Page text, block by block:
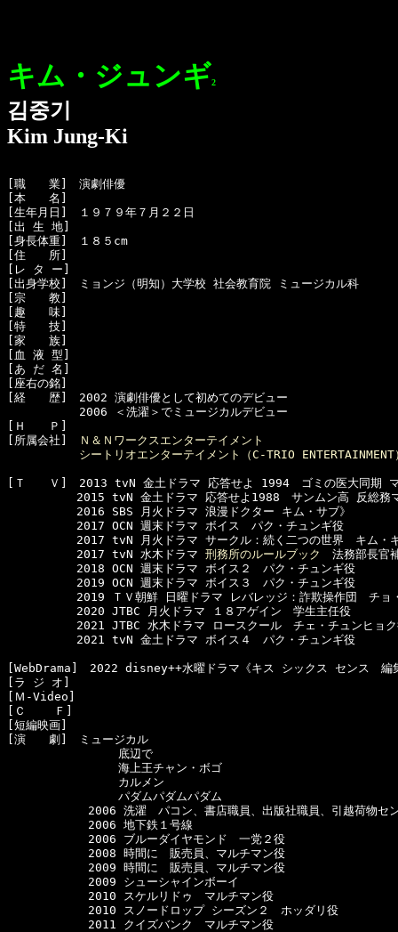
キム・ジュンギ2
김중기
Kim Jung-Ki
[職　　業]　演劇俳優
[本　　名]
[生年月日]　１９７９年７月２２日
[出 生 地]
[身長体重]　１８５cm
[住　　所]
[レ タ ー]
[出身学校]　ミョンジ（明知）大学校 社会教育院 ミュージカル科
[宗　　教]
[趣　　味]
[特　　技]
[家　　族]
[血 液 型]
[あ だ 名]
[座右の銘]
[経　　歴]　2002 演劇俳優として初めてのデビュー
  　　　　　2006 ＜洗濯＞でミュージカルデビュー
[Ｈ　　Ｐ]
[所属会社]
Ｎ＆Ｎワークスエンターテイメント
シートリオエンターテイメント（C-TRIO ENTERTAINMENT
[Ｔ　　Ｖ]　2013 tvN 金土ドラマ 応答せよ 1994　ゴミの医大同期
2015 tvN 金土ドラマ 応答せよ1988　サンムン高 反総務マ
2016 SBS 月火ドラマ 浪漫ドクター キム・サブ》
2017 OCN 週末ドラマ ボイス　パク・チュンギ役
2017 tvN 月火ドラマ サークル：続く二つの世界　キム・ギ
2017 tvN 水木ドラマ 刑務所のルールブック
法務部長官
2018 OCN 週末ドラマ ボイス２　パク・チュンギ役
2019 OCN 週末ドラマ ボイス３　パク・チュンギ役
2019 ＴＶ朝鮮 日曜ドラマ レバレッジ：詐欺操作団　チョ・
2020 JTBC 月火ドラマ １８アゲイン　学生主任役
2021 JTBC 水木ドラマ ロースクール　チェ・チュンヒョク
2021 tvN 金土ドラマ ボイス４　パク・チュンギ役
[WebDrama]　2022 disney++水曜ドラマ《キス シックス センス　編
[ラ ジ オ]
[Ｍ-Video]
[Ｃ    Ｆ]
[短編映画]
[演　　劇]　ミュージカル
底辺で
海上王チャン・ボゴ
カルメン
パダムパダムパダム
2006 洗濯　パコン、書店職員、出版社職員、引越荷物セン
2006 地下鉄１号線
2006 ブルーダイヤモンド　一党２役
2008 時間に　販売員、マルチマン役
2009 時間に　販売員、マルチマン役
2009 シューシャインボーイ
2010 スケルリドゥ　マルチマン役
2010 スノードロップ シーズン２　ホッダリ役
2011 クイズバンク　マルチマン役